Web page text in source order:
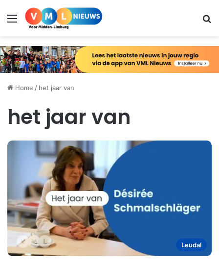
Menu
Home / het jaar van
het jaar van
Leudal